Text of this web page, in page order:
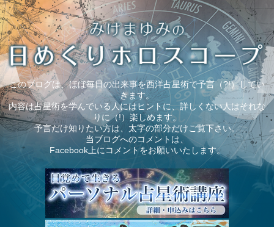
このブログは、ほぼ毎日の出来事を西洋占星術で予言（?!）してい
きます。
内容は占星術を学んでいる人にはヒントに、詳しくない人はそれな
りに（!）楽しめます。
予言だけ知りたい方は、太字の部分だけご覧下さい。
当ブログへのコメントは、
Facebook上にコメントをお願いいたします。